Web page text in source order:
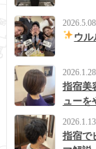
2026.5.08
ウル
2026.1.28
指宿美
ューを
2026.1.13
指宿で